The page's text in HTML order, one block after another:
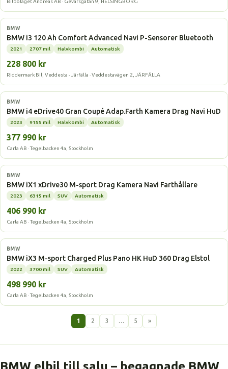
Bilbolaget Andreas AB · Gevärsgatan 9, HELSINGBORG
Elbil
BMW
BMW i3 120 Ah Comfort Advanced Navi P-Sensorer Bluetooth
2021 2707 mil Halvkombi Automatisk
228 800 kr
Riddermark Bil, Veddesta - Järfälla · Veddestavägen 2, JÄRFÄLLA
Elbil
BMW
BMW i4 eDrive40 Gran Coupé Adap.Farth Kamera Drag Navi HuD
2023 9155 mil Halvkombi Automatisk
377 990 kr
Carla AB · Tegelbacken 4a, Stockholm
Elbil
BMW
BMW iX1 xDrive30 M-sport Drag Kamera Navi Farthållare
2023 6315 mil SUV Automatisk
406 990 kr
Carla AB · Tegelbacken 4a, Stockholm
Elbil
BMW
BMW iX3 M-sport Charged Plus Pano HK HuD 360 Drag Elstol
2022 3700 mil SUV Automatisk
498 990 kr
Carla AB · Tegelbacken 4a, Stockholm
1 2 3 … 5 »
BMW elbil till salu – begagnade BMW